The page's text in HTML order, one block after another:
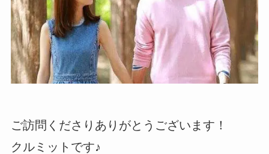
ご訪問くださりありがとうございます！
クルミットです♪